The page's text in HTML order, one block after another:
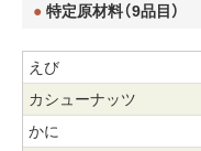
特定原材料（9品目）